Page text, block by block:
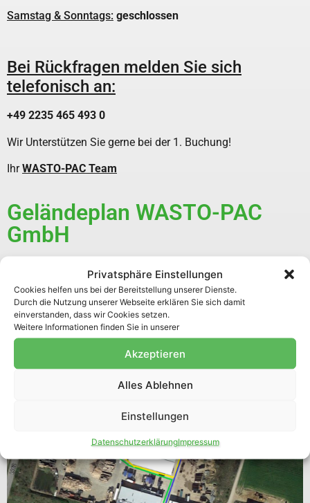
Privatsphäre Einstellungen
Cookies helfen uns bei der Bereitstellung unserer Dienste.
Durch die Nutzung unserer Webseite erklären Sie sich damit
einverstanden, dass wir Cookies setzen.
Weitere Informationen finden Sie in unserer
Akzeptieren
Alles Ablehnen
Einstellungen
DatenschutzerklärungImpressum
Samstag & Sonntags: geschlossen
Bei Rückfragen melden Sie sich
telefonisch an:
+49 2235 465 493 0
Wir Unterstützen Sie gerne bei der 1. Buchung!
IhrWASTO-PAC Team
Geländeplan WASTO-PAC
GmbH